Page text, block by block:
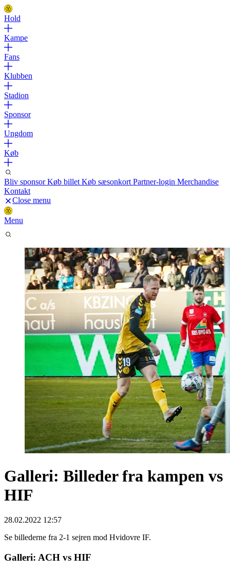
Hold
Kampe
Fans
Klubben
Stadion
Sponsor
Ungdom
Køb
Bliv sponsorKøb billet Køb sæsonkort Partner-login Merchandise
Kontakt
Close menu
Menu
Galleri: Billeder fra kampen vs
HIF
28.02.2022 12:57
Se billederne fra 2-1 sejren mod Hvidovre IF.
Galleri: ACH vs HIF